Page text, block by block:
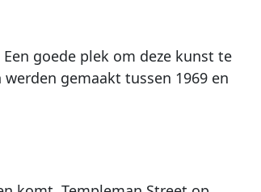
Een goede plek om deze kunst te
gemaakt tussen 1969 en